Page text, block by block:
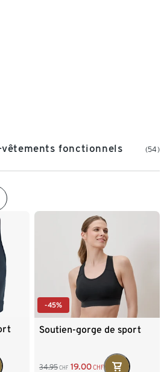
vêtements fonctionnels
(54)
-45%
Soutien-gorge de sport
34.95 CHF 19.00CHF